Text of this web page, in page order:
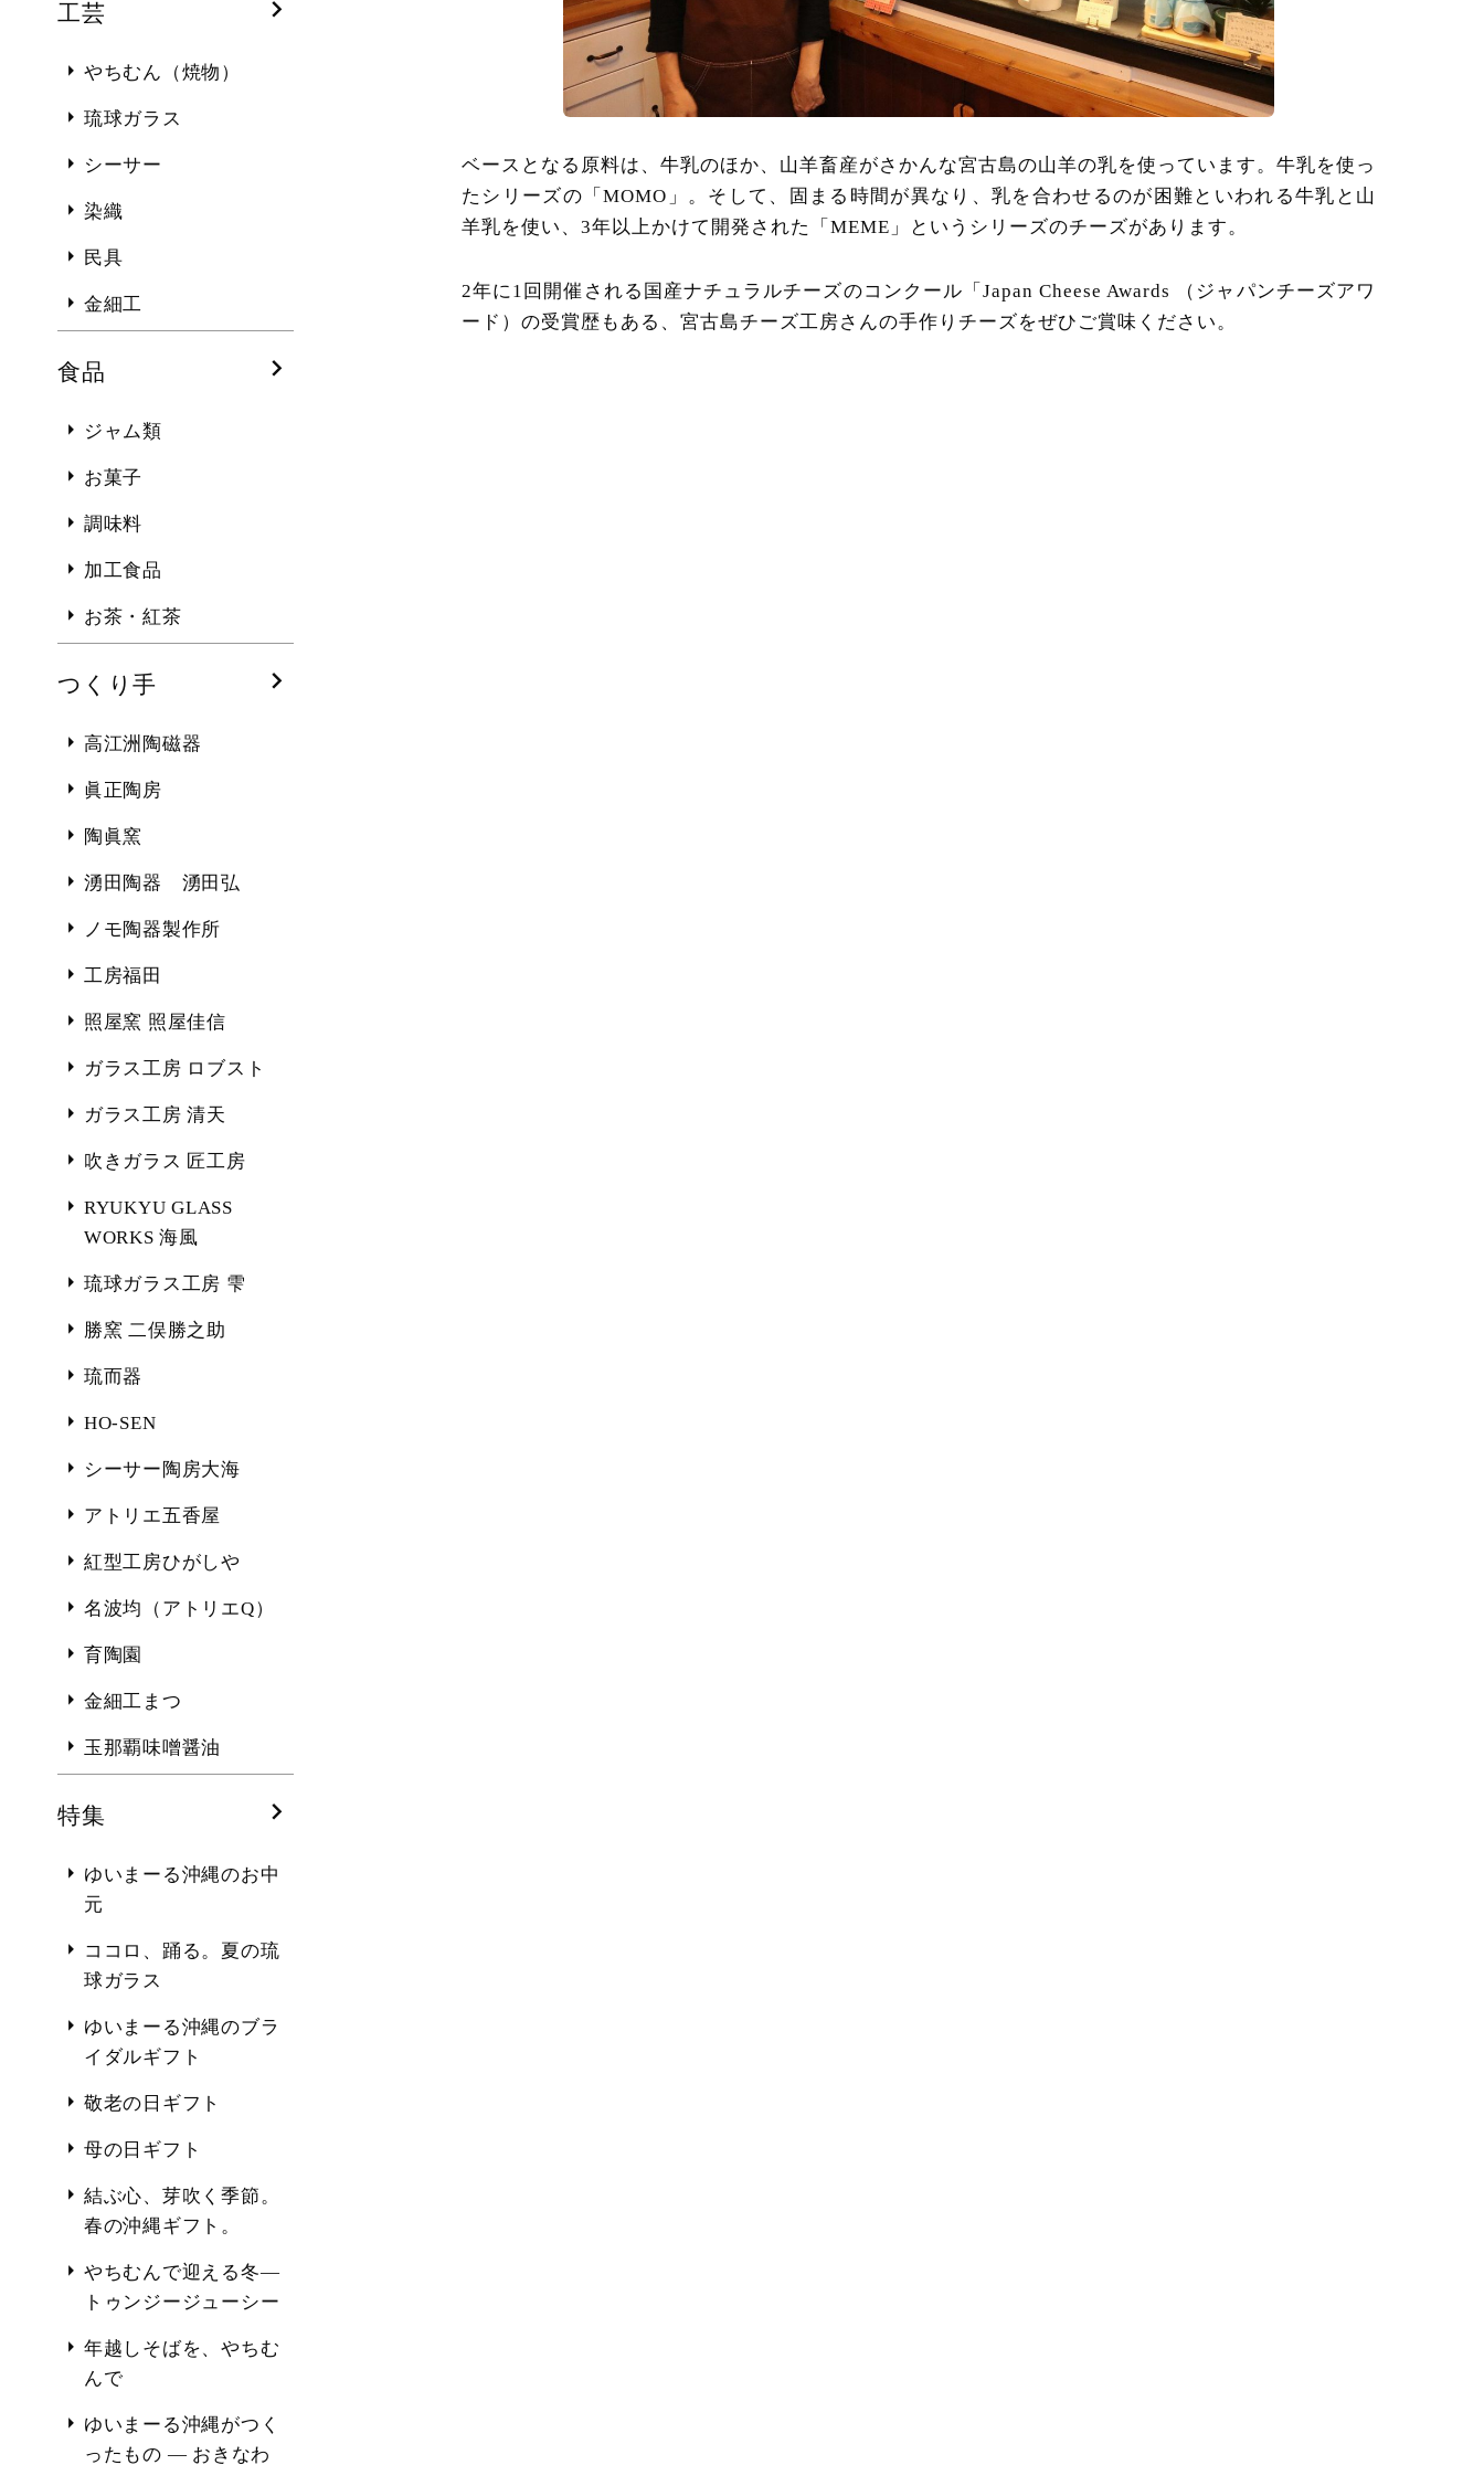
工芸
やちむん（焼物）
琉球ガラス
シーサー
染織
民具
金細工
食品
ジャム類
お菓子
調味料
加工食品
お茶・紅茶
つくり手
高江洲陶磁器
眞正陶房
陶眞窯
湧田陶器 湧田弘
ノモ陶器製作所
工房福田
照屋窯 照屋佳信
ガラス工房 ロブスト
ガラス工房 清天
吹きガラス 匠工房
RYUKYU GLASS
WORKS 海風
琉球ガラス工房 雫
勝窯 二俣勝之助
琉而器
HO-SEN
シーサー陶房大海
アトリエ五香屋
紅型工房ひがしや
名波均（アトリエQ）
育陶園
金細工まつ
玉那覇味噌醤油
特集
ゆいまーる沖縄のお中
元
ココロ、踊る。夏の琉
球ガラス
ゆいまーる沖縄のブラ
イダルギフト
敬老の日ギフト
母の日ギフト
結ぶ心、芽吹く季節。
春の沖縄ギフト。
やちむんで迎える冬―
トゥンジージューシー
年越しそばを、やちむ
んで
ゆいまーる沖縄がつく
ったもの ― おきなわ
ベースとなる原料は、牛乳のほか、山羊畜産がさかんな宮古島の山羊の乳を使っています。牛乳を使っ
たシリーズの「MOMO」。そして、固まる時間が異なり、乳を合わせるのが困難といわれる牛乳と山
羊乳を使い、3年以上かけて開発された「MEME」というシリーズのチーズがあります。
2年に1回開催される国産ナチュラルチーズのコンクール「Japan Cheese Awards （ジャパンチーズアワ
ード）の受賞歴もある、宮古島チーズ工房さんの手作りチーズをぜひご賞味ください。